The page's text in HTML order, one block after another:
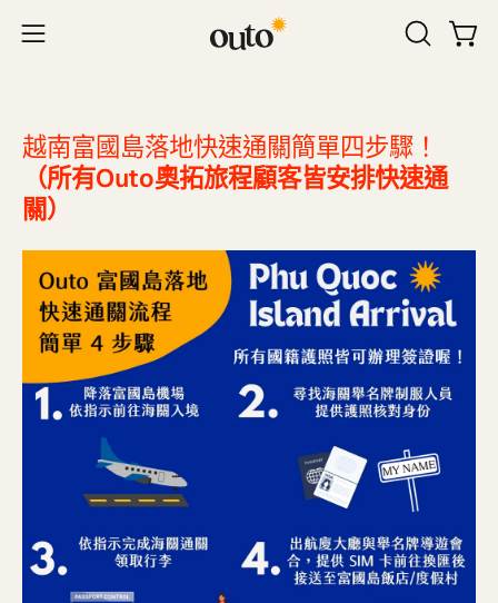
越南富國島落地快速通關簡單四步驟！
（所有Outo奧拓旅程顧客皆安排快速通
關）